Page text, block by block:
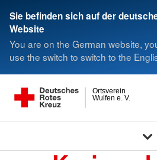
Sie befinden sich auf der
Website
You are on the German website,
use the switch to switch to the
Wulfen e. V.
Ortsverein